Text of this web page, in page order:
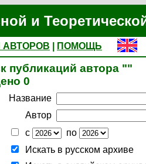
и
АВТОРОВ
ПОМОЩЬ
публикаций автора ""
0
Название
Автор
с
по
Искать в русском архиве